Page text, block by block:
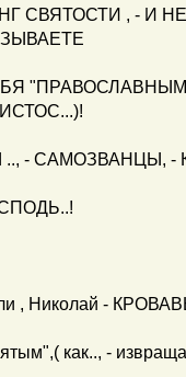
СВЯТОСТИ , - И
.., - САМОЗВАНЦЫ, -
, Николай -
как.., -